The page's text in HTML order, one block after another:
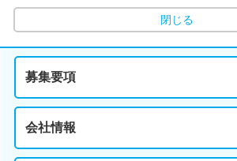
閉じる
募集要項
会社情報